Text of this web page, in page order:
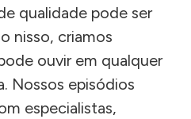
qualidade pode ser
nisso, criamos
ouvir em qualquer
Nossos episódios
especialistas,